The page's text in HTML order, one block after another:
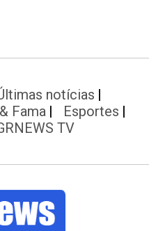
notícias
Fama
Esportes
TV